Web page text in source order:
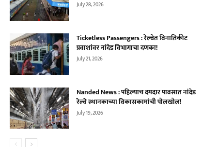
July 28, 2026
Ticketless Passengers : रेल्वेत विनातिकीट
प्रवाशांवर नांदेड विभागाचा दणका!
July 21, 2026
Nanded News : पहिल्याच दमदार पावसात नांदेड
रेल्वे स्थानकाच्या विकासकामांची पोलखोल!
July 19, 2026